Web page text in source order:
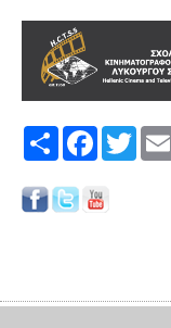
Share FacebookTwitter